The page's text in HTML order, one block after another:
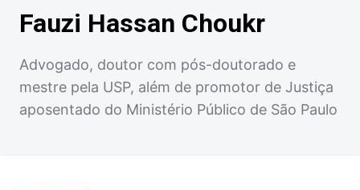
Fauzi Hassan Choukr
Advogado, doutor com pós-doutorado e
mestre pela USP, além de promotor de Justiça
aposentado do Ministério Público de São Paulo